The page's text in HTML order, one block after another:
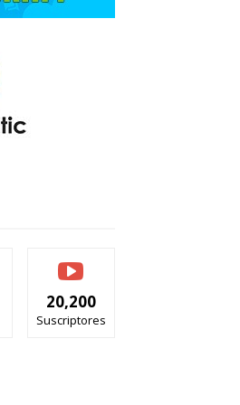
20,200
Suscriptores